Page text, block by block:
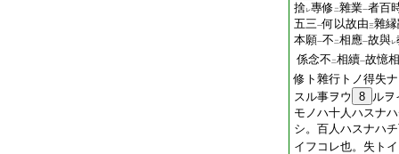
捨レ專修 二雜業一者百
五三一何以故由三雜
本願一不 二相應一故與レ
係念不 二相續一故憶
修ト雜行トノ得失
スル事ヲウ
8 ルヲ
モノハ十人ハスナ
シ。百人ハスナハ
イフコレ也。失ト